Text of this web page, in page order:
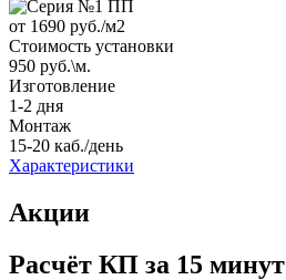
от 1690 руб./м2
Стоимость установки
950 руб.\м.
Изготовление
1-2 дня
Монтаж
15-20 каб./день
Характеристики
Акции
Расчёт КП за 15 минут